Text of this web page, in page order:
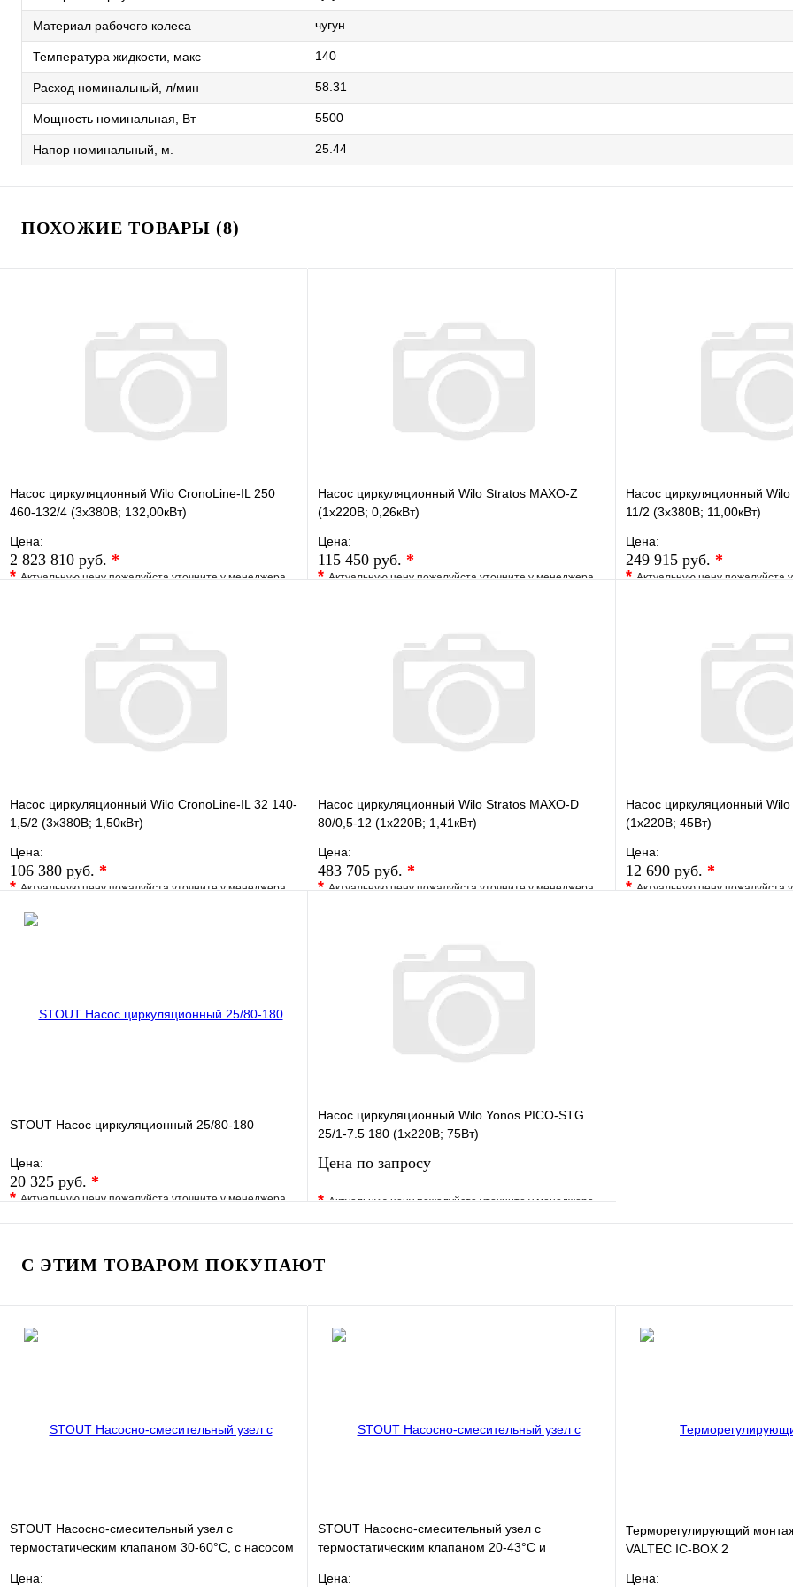
Материал рабочего колеса чугун
Температура жидкости, макс 140
Расход номинальный, л/мин 58.31
Мощность номинальная, Вт 5500
Напор номинальный, м. 25.44
ПОХОЖИЕ ТОВАРЫ (8)
Насос циркуляционный Wilo CronoLine-IL 250
460-132/4 (3х380В; 132,00кВт)
Цена:
2 823 810 руб. *
*Актуальную цену пожалуйста уточните у менеджера
В корзину
Насос циркуляционный Wilo Stratos MAXO-Z
(1х220В; 0,26кВт)
Цена:
115 450 руб. *
*Актуальную цену пожалуйста уточните у менеджера
В корзину
Насос циркуляционный
11/2 (3х380В; 11,00кВт)
Цена:
249 915 руб. *
*Актуальную цену пожалуйста
Насос циркуляционный Wilo CronoLine-IL 32 140-
1,5/2 (3х380В; 1,50кВт)
Цена:
106 380 руб. *
*Актуальную цену пожалуйста уточните у менеджера
В избранное
Насос циркуляционный Wilo Stratos MAXO-D
80/0,5-12 (1х220В; 1,41кВт)
Цена:
483 705 руб. *
*Актуальную цену пожалуйста уточните у менеджера
В корзину
Насос циркуляционный
(1х220В; 45Вт)
Цена:
12 690 руб. *
*Актуальную цену пожалуйста
STOUT Насос циркуляционный 25/80-180
Цена:
20 325 руб. *
*Актуальную цену пожалуйста уточните у менеджера
В избранное Сравнение
В корзину
Насос циркуляционный Wilo Yonos PICO-STG
25/1-7.5 180 (1х220В; 75Вт)
Цена по запросу
*Актуальную цену пожалуйста уточните у менеджера
В избранное Сравнение
Запросить цену
С ЭТИМ ТОВАРОМ ПОКУПАЮТ
STOUT Насосно-смесительный узел с
термостатическим клапаном 30-60°C, с насосом
Цена:
STOUT Насосно-смесительный узел с
термостатическим клапаном 20-43°C и
Цена:
Терморегулирующий
VALTEC IC-BOX 2
Цена: